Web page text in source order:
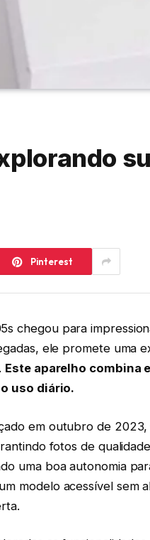
Pinterest
chegou para
ele promete uma
Este aparelho combina
uso diário.
em outubro de
fotos de
uma boa autonomia
modelo acessível sem